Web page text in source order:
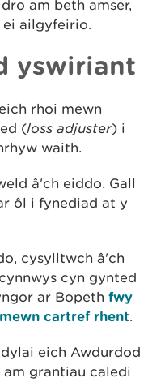
am beth amser,
ei ailgyfeirio.
yswiriant
rhoi mewn
(loss adjuster) i
waith.
â'ch eiddo. Gall
ôl i fynediad at y
cysylltwch â'ch
cyn gynted
ar Bopeth fwy
cartref rhent.
eich Awdurdod
grantiau caledi